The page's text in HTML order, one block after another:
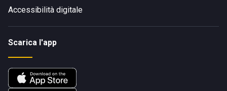
Accessibilità digitale
Scarica l'app